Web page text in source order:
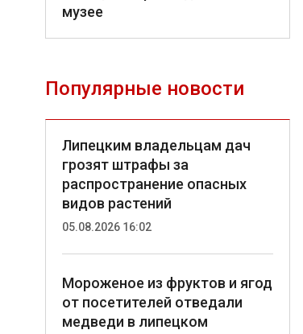
музее
Популярные новости
Липецким владельцам дач
грозят штрафы за
распространение опасных
видов растений
05.08.2026 16:02
Мороженое из фруктов и ягод
от посетителей отведали
медведи в липецком